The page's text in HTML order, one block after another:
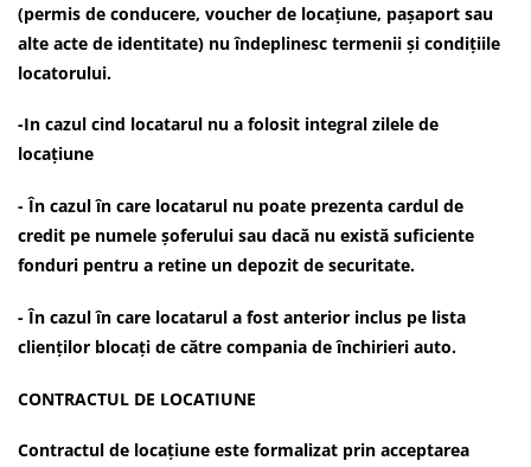
(permis de conducere, voucher de locațiune, pașaport sau
alte acte de identitate) nu îndeplinesc termenii și condițiile
locatorului.
-In cazul cind locatarul nu a folosit integral zilele de
locațiune
- În cazul în care locatarul nu poate prezenta cardul de
credit pe numele șoferului sau dacă nu există suficiente
fonduri pentru a retine un depozit de securitate.
- În cazul în care locatarul a fost anterior inclus pe lista
clienților blocați de către compania de închirieri auto.
CONTRACTUL DE LOCATIUNE
Contractul de locațiune este formalizat prin acceptarea